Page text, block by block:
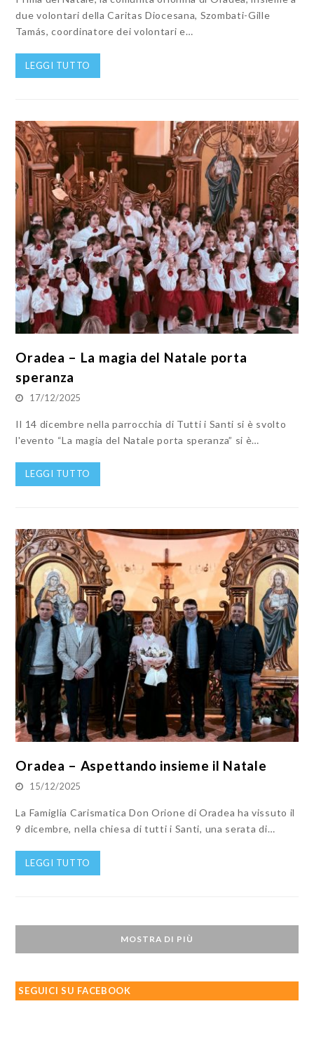
due volontari della Caritas Diocesana, Szombati-Gille
Tamás, coordinatore dei volontari e…
LEGGI TUTTO
Oradea – La magia del Natale porta
speranza
17/12/2025
Il 14 dicembre nella parrocchia di Tutti i Santi si è svolto
l'evento “La magia del Natale porta speranza” si è…
LEGGI TUTTO
Oradea – Aspettando insieme il Natale
15/12/2025
La Famiglia Carismatica Don Orione di Oradea ha vissuto il
9 dicembre, nella chiesa di tutti i Santi, una serata di…
LEGGI TUTTO
MOSTRA DI PIÙ
SEGUICI SU FACEBOOK